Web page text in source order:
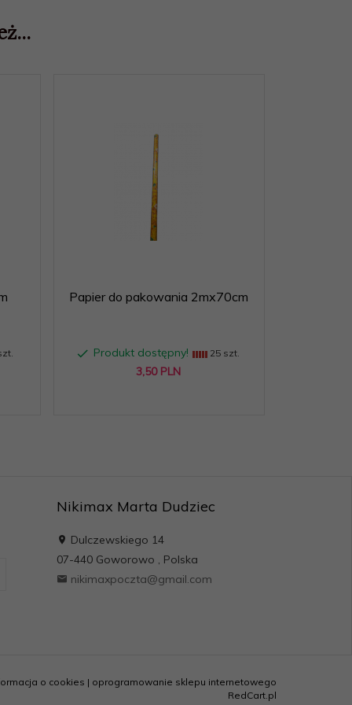
Papier do pakowania 2mx70cm
Produkt dostępny! 25 szt.
3,50 PLN
Nikimax Marta Dudziec
Dulczewskiego 14
07-440 Goworowo , Polska
nikimaxpoczta@gmail.com
o cookies | oprogramowanie sklepu internetowego
RedCart.pl